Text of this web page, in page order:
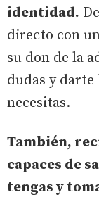
identidad.
directo con
su don de la
dudas y darte
necesitas.
También,
capaces de
tengas y